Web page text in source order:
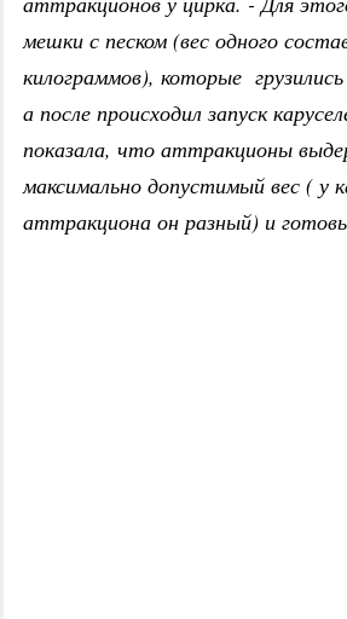
мешки с песком (вес одного
килограммов), которые
а после происходил запуск
показала, что аттракционы
максимально допустимый вес ( у
аттракциона он разный) и